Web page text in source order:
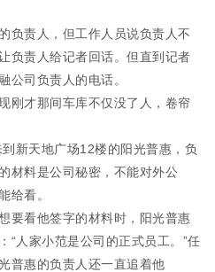
责人，但工作人员说负责人不
负责人给记者回话。但直到记者
公司负责人的电话。
才那间车库不仅没了人，卷帘
天地广场12楼的阳光普惠，负
材料是公司秘密，不能对外公
给看。
看他签字的材料时，阳光普惠
“人家小范是公司的正式员工。”任
普惠的负责人还一直追着他